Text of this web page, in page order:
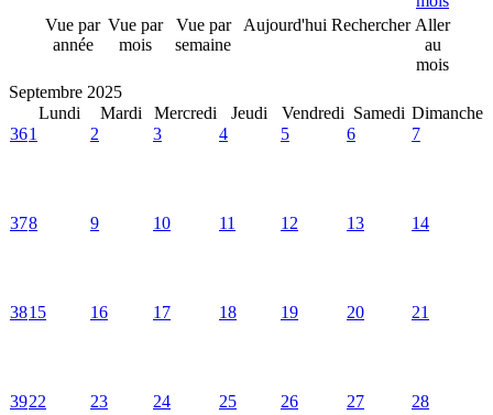
Vue par
année
Vue par
mois
Vue par
semaine
Aujourd'hui Rechercher Aller
au
mois
Septembre 2025
Lundi
Mardi Mercredi Jeudi Vendredi Samedi Dimanche
361 2 3 4 5 6 7
378 9 10 11 12 13 14
3815 16 17 18 19 20 21
3922 23 24 25 26 27 28